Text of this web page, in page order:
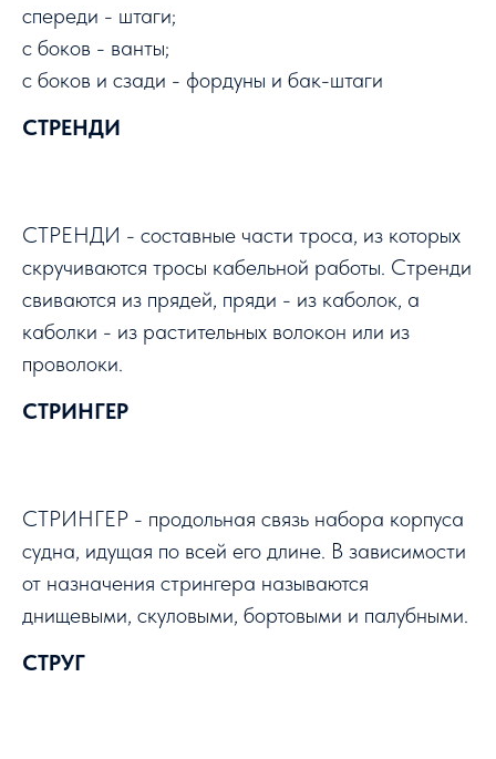
спереди - штаги;
с боков - ванты;
с боков и сзади - фордуны и бак-штаги
СТРЕНДИ
СТРЕНДИ - составные части троса, из которых
скручиваются тросы кабельной работы. Стренди
свиваются из прядей, пряди - из каболок, а
каболки - из растительных волокон или из
проволоки.
СТРИНГЕР
СТРИНГЕР - продольная связь набора корпуса
судна, идущая по всей его длине. В зависимости
от назначения стрингера называются
днищевыми, скуловыми, бортовыми и палубными.
СТРУГ